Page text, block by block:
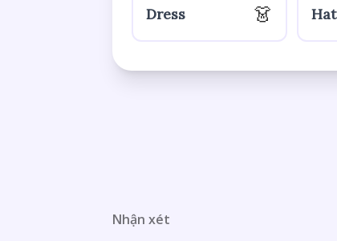
Dress 👗 Hat
Nhận xét